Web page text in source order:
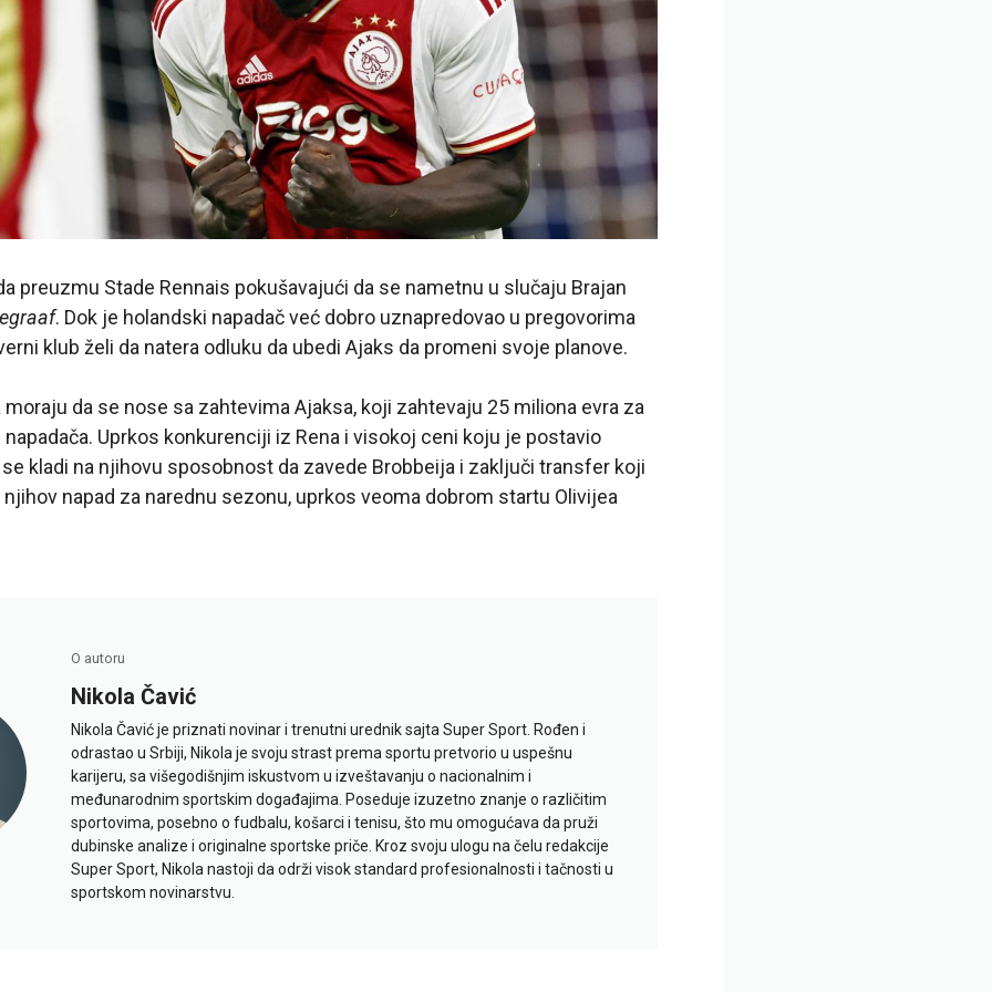
preuzmu Stade Rennais pokušavajući da se nametnu u slučaju Brajan
. Dok je holandski napadač već dobro uznapredovao u pregovorima
klub želi da natera odluku da ubedi Ajaks da promeni svoje planove.
da se nose sa zahtevima Ajaksa, koji zahtevaju 25 miliona evra za
Uprkos konkurenciji iz Rena i visokoj ceni koju je postavio
se kladi na njihovu sposobnost da zavede Brobbeija i zaključi transfer koji
napad za narednu sezonu, uprkos veoma dobrom startu Olivijea
O autoru
Nikola Čavić
Nikola Čavić je priznati novinar i trenutni urednik sajta Super Sport. Rođen i
odrastao u Srbiji, Nikola je svoju strast prema sportu pretvorio u uspešnu
karijeru, sa višegodišnjim iskustvom u izveštavanju o nacionalnim i
međunarodnim sportskim događajima. Poseduje izuzetno znanje o različitim
sportovima, posebno o fudbalu, košarci i tenisu, što mu omogućava da pruži
dubinske analize i originalne sportske priče. Kroz svoju ulogu na čelu redakcije
Super Sport, Nikola nastoji da održi visok standard profesionalnosti i tačnosti u
sportskom novinarstvu.